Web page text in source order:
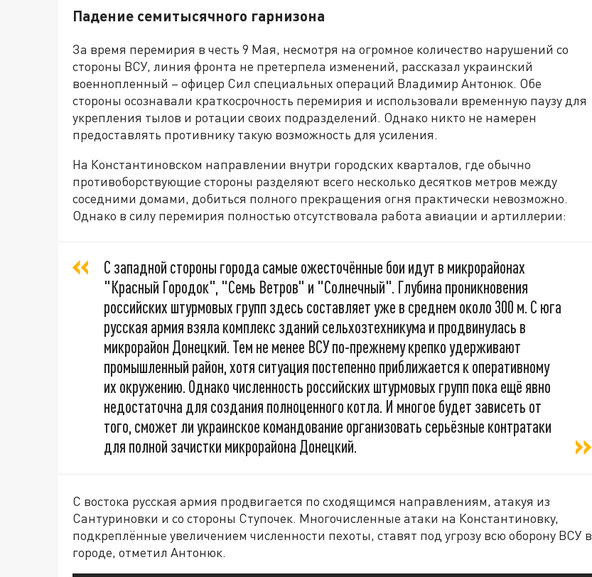
Падение семитысячного гарнизона
За время перемирия в честь 9 Мая, несмотря на огромное количество нарушений со
стороны ВСУ, линия фронта не претерпела изменений, рассказал украинский
военнопленный – офицер Сил специальных операций Владимир Антонюк. Обе
стороны осознавали краткосрочность перемирия и использовали временную паузу для
укрепления тылов и ротации своих подразделений. Однако никто не намерен
предоставлять противнику такую возможность для усиления.
На Константиновском направлении внутри городских кварталов, где обычно
противоборствующие стороны разделяют всего несколько десятков метров между
соседними домами, добиться полного прекращения огня практически невозможно.
Однако в силу перемирия полностью отсутствовала работа авиации и артиллерии:
С западной стороны города самые ожесточённые бои идут в микрорайонах
"Красный Городок", "Семь Ветров" и "Солнечный". Глубина проникновения
российских штурмовых групп здесь составляет уже в среднем около 300 м. С юга
русская армия взяла комплекс зданий сельхозтехникума и продвинулась в
микрорайон Донецкий. Тем не менее ВСУ по-прежнему крепко удерживают
промышленный район, хотя ситуация постепенно приближается к оперативному
их окружению. Однако численность российских штурмовых групп пока ещё явно
недостаточна для создания полноценного котла. И многое будет зависеть от
того, сможет ли украинское командование организовать серьёзные контратаки
для полной зачистки микрорайона Донецкий.
С востока русская армия продвигается по сходящимся направлениям, атакуя из
Сантуриновки и со стороны Ступочек. Многочисленные атаки на Константиновку,
подкреплённые увеличением численности пехоты, ставят под угрозу всю оборону ВСУ в
городе, отметил Антонюк.